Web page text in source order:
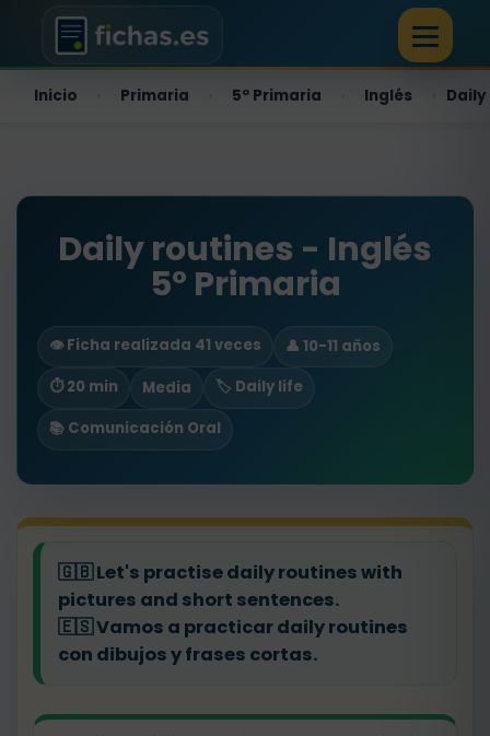
Inicio Primaria 5º Primaria Inglés
Daily routines - Inglés
5º Primaria
👁️ Ficha realizada 41 veces
👤 10-11 años
⏱ 20 min
Media
🏷️ Daily life
📚 Comunicación Oral
🇬🇧Let's practise daily routines with
pictures and short sentences.
🇪🇸Vamos a practicar daily routines
con dibujos y frases cortas.